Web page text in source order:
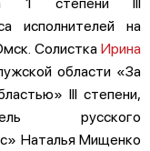
исполнителей на
СолисткаИрина
области «За
III степени,
русского
Наталья Мищенко